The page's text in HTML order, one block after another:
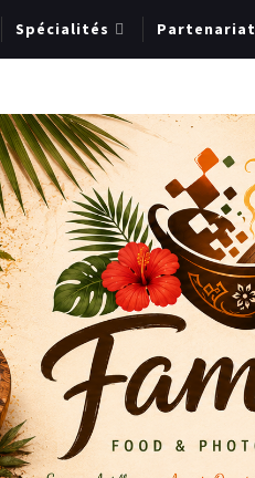
Spécialités Partenariat